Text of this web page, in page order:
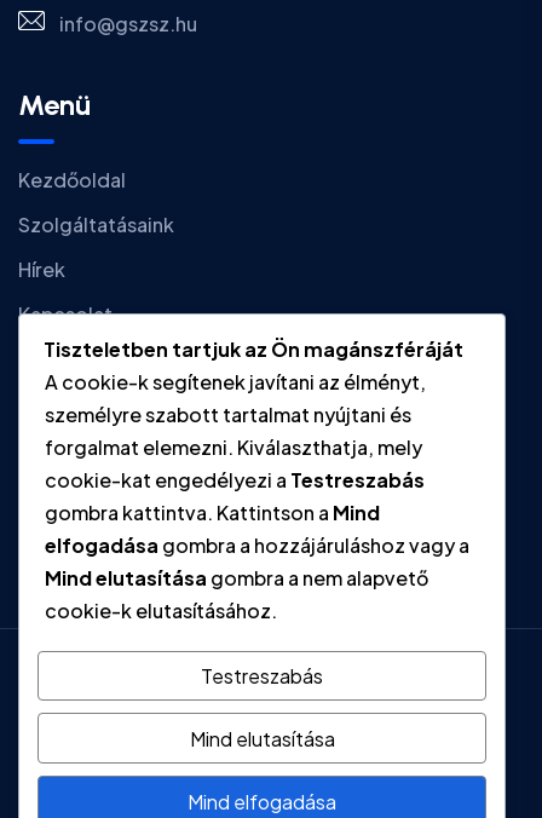
info@gszsz.hu
Menü
Kezdőoldal
Szolgáltatásaink
Hírek
Kapcsolat
Gyors linkek
Adatvédelmi tájékoztató
Impresszum
Gumiipari Szakszervezeti Szövetség
Tiszteletben tartjuk az Ön magánszféráját
A cookie-k segítenek javítani az élményt,
személyre szabott tartalmat nyújtani és
forgalmat elemezni. Kiválaszthatja, mely
cookie-kat engedélyezi a Testreszabás
gombra kattintva. Kattintson a Mind
elfogadása gombra a hozzájáruláshoz vagy a
Mind elutasítása gombra a nem alapvető
cookie-k elutasításához.
Testreszabás
Mind elutasítása
Mind elfogadása